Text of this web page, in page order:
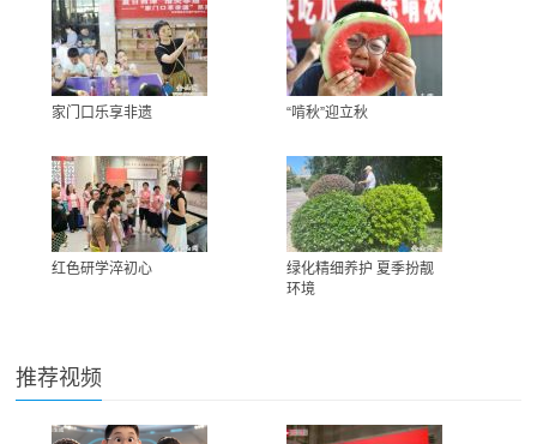
家门口乐享非遗 “啃秋”迎立秋
红色研学淬初心
绿化精细养护 夏季扮靓
环境
推荐视频